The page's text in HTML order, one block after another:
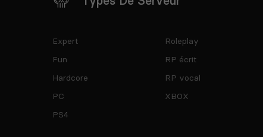
Expert
Fun
Hardcore
PC
PS4
Roleplay
RP écrit
RP vocal
XBOX